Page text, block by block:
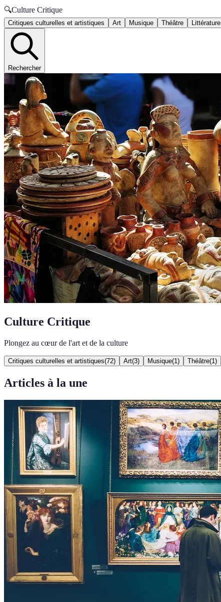
🔍Culture Critique
Critiques culturelles et artistiques Art Musique Théâtre Littérature
Rechercher
Culture Critique
Plongez au cœur de l'art et de la culture
Critiques culturelles et artistiques(72) Art(3) Musique(1 ) Théâtre(1 )
Articles à la une